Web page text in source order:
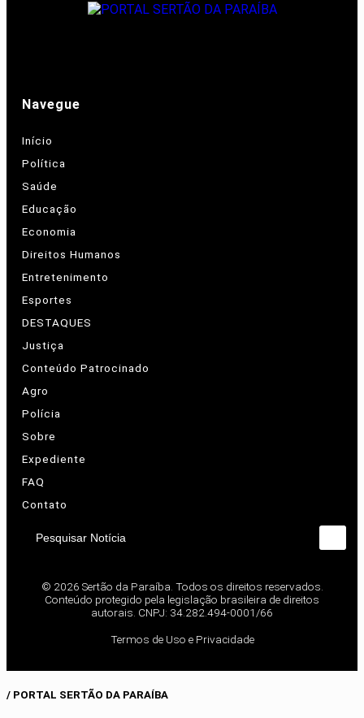
Navegue
Início
Política
Saúde
Educação
Economia
Direitos Humanos
Entretenimento
Esportes
DESTAQUES
Justiça
Conteúdo Patrocinado
Agro
Polícia
Sobre
Expediente
FAQ
Contato
Pesquisar Notícia
© 2026 Sertão da Paraíba. Todos os direitos reservados.
Conteúdo protegido pela legislação brasileira de direitos
autorais. CNPJ: 34.282.494-0001/66
Termos de Uso e Privacidade
/ PORTAL SERTÃO DA PARAÍBA